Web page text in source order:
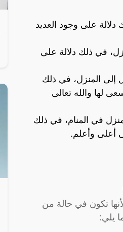
دلالة على وجود العديد
في ذلك دلالة على
إلى المنزل، في ذلك
لها والله تعالى
في المنام، في ذلك
أعلى وأعلم.
تكون في حالة من
يلي: